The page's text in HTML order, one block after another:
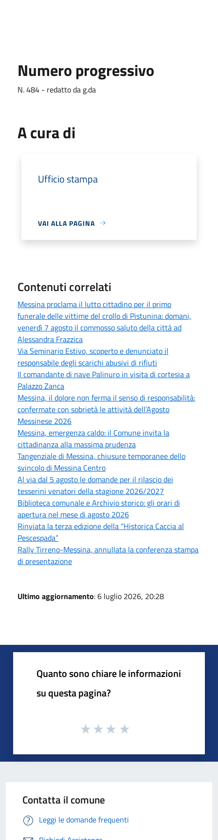
Numero progressivo
N. 484 - redatto da g.da
A cura di
Ufficio stampa
VAI ALLA PAGINA
Contenuti correlati
Messina proclama il lutto cittadino per il primo
funerale delle vittime del crollo di Pistunina: domani,
venerdì 7 agosto il commosso saluto della città ad
Alessandra Frazzica
Via Seminario Estivo, scoperto e denunciato il
responsabile degli scarichi abusivi di rifiuti
Il comandante di nave Palinuro in visita di cortesia a
Palazzo Zanca
Messina, il dolore non ferma il senso di responsabilità:
confermate con sobrietà le attività dell’Agosto
Messinese 2026
Messina, emergenza caldo: il Comune invita la
cittadinanza alla massima prudenza
Tangenziale di Messina, chiusure temporanee dello
svincolo di Messina Centro
Al via dal 5 agosto le domande per il rilascio dei
tesserini venatori della stagione 2026/2027
Biblioteca comunale e Archivio storico: gli orari di
apertura nel mese di agosto 2026
Rinviata la terza edizione della “Historica Caccia al
Pescespada”
Rally Tirreno-Messina, annullata la conferenza stampa
di presentazione
Ultimo aggiornamento: 6 luglio 2026, 20:28
Quanto sono chiare le informazioni
su questa pagina?
Contatta il comune
Leggi le domande frequenti